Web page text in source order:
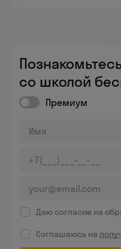
со школой
Премиум
Даю согласие на
Соглашаюсь на